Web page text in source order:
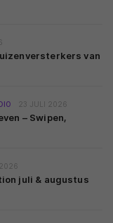
van
23 JULI 2026
– Swipen,
juli & augustus